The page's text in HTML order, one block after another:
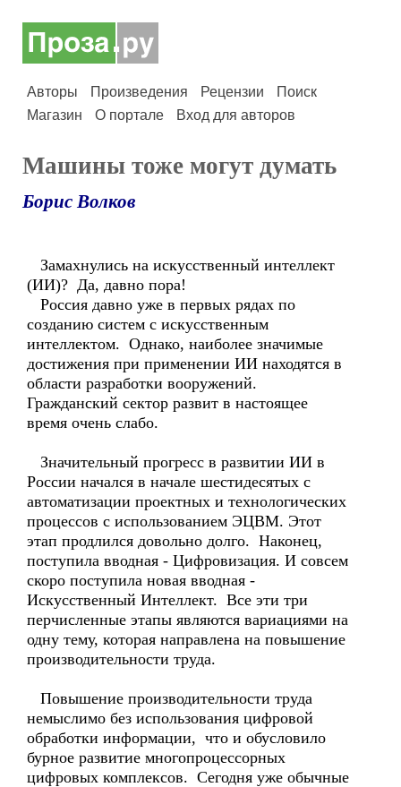
Авторы Произведения Рецензии
Поиск
Магазин
О портале Вход для авторов
Машины тоже могут думать
Борис Волков
Замахнулись на искусственный интеллект
(ИИ)? Да, давно пора!
Россия давно уже в первых рядах по
созданию систем с искусственным
интеллектом. Однако, наиболее значимые
достижения при применении ИИ находятся в
области разработки вооружений.
Гражданский сектор развит в настоящее
время очень слабо.
Значительный прогресс в развитии ИИ в
России начался в начале шестидесятых с
автоматизации проектных и технологических
процессов с использованием ЭЦВМ. Этот
этап продлился довольно долго. Наконец,
поступила вводная - Цифровизация. И совсем
скоро поступила новая вводная -
Искусственный Интеллект. Все эти три
перчисленные этапы являются вариациями на
одну тему, которая направлена на повышение
производительности труда.
Повышение производительности труда
немыслимо без использования цифровой
обработки информации, что и обусловило
бурное развитие многопроцессорных
цифровых комплексов. Сегодня уже обычные